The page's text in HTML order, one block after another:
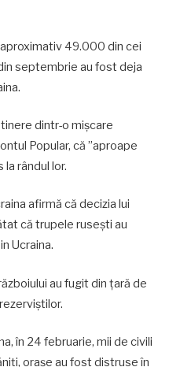
49.000 din cei
septembrie au fost deja
dintr-o mişcare
Popular, că ”aproape
rândul lor.
afirmă că decizia lui
că trupele ruseşti au
Ucraina.
au fugit din ţară de
în 24 februarie, mii de civili
oraşe au fost distruse în